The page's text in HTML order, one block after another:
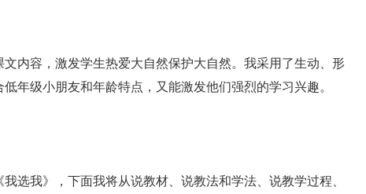
内容，激发学生热爱大自然保护大自然。我采用了生动、形
年级小朋友和年龄特点，又能激发他们强烈的学习兴趣。
选我》，下面我将从说教材、说教法和学法、说教学过程、